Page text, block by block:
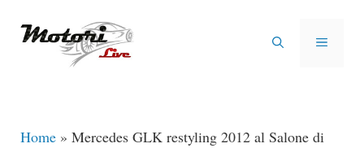
MENU
Home » Mercedes GLK restyling 2012 al Salone di